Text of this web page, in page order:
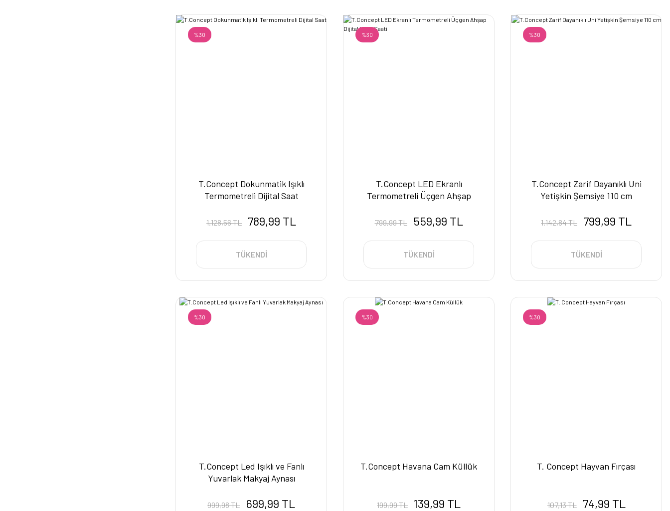
%30
T.Concept Dokunmatik Işıklı
Termometreli Dijital Saat
1.128,56 TL 789,99 TL
TÜKENDİ
%30
T.Concept LED Ekranlı
Termometreli Üçgen Ahşap
799,99 TL 559,99 TL
TÜKENDİ
%30
T.Concept Zarif Dayanıklı Uni
Yetişkin Şemsiye 110 cm
1.142,84 TL 799,99 TL
TÜKENDİ
%30
T.Concept Led Işıklı ve Fanlı
Yuvarlak Makyaj Aynası
999,98 TL 699,99 TL
%30
T.Concept Havana Cam Küllük
199,99 TL 139,99 TL
%30
T. Concept Hayvan Fırçası
107,13 TL 74,99 TL